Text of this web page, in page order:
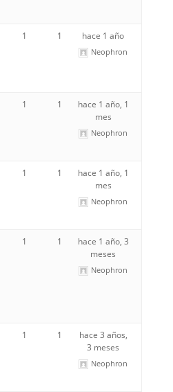
1 1 hace 1 año
Neophron
1 1
hace 1 año, 1
mes
Neophron
1 1
hace 1 año, 1
mes
Neophron
1 1
hace 1 año, 3
meses
Neophron
1 1
hace 3 años,
3 meses
Neophron